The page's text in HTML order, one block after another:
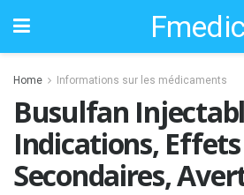
Fmedic
Home Informations sur les médicaments
Busulfan
Indications, Effets
Secondaires,